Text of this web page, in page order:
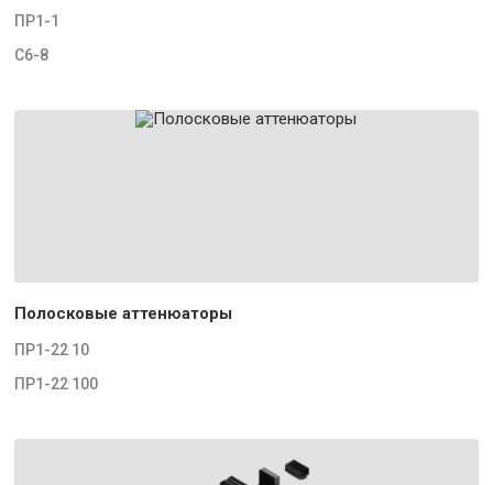
ПР1-1
С6-8
Полосковые аттенюаторы
ПР1-22 10
ПР1-22 100